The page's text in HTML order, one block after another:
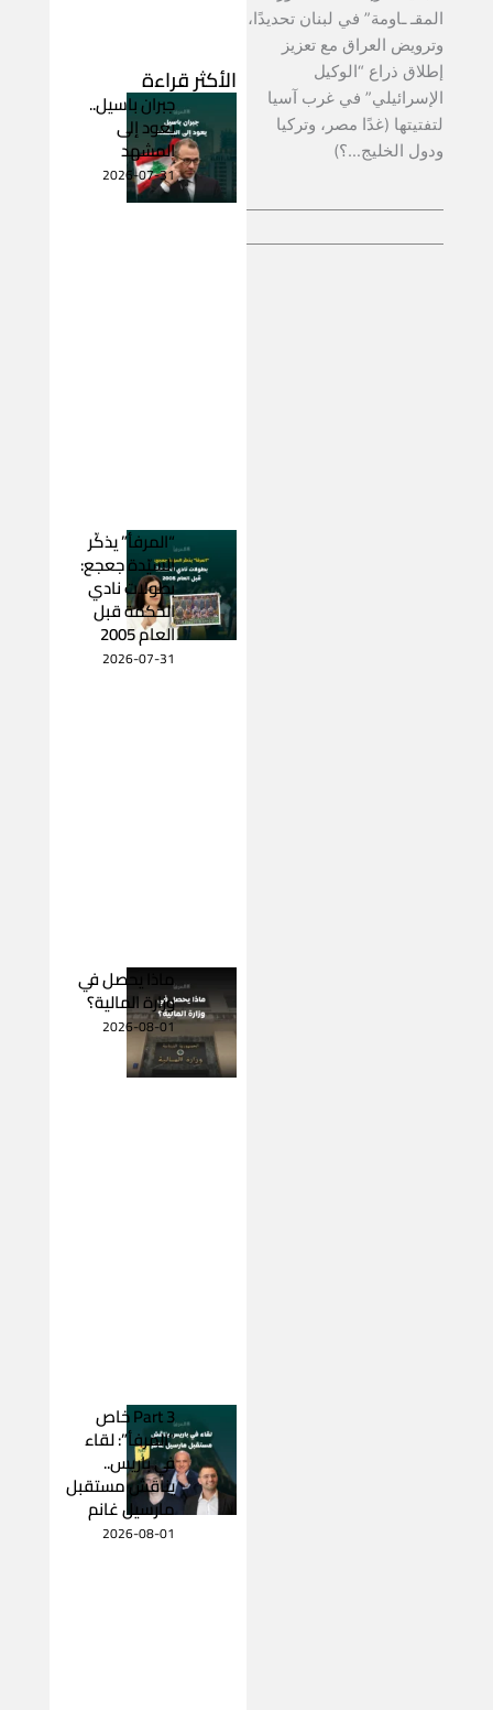
المقـ ـاومة” في لبنان تحديدًا،
وترويض العراق مع تعزيز
إطلاق ذراع “الوكيل
الإسرائيلي” في غرب آسيا
لتفتيتها (غدًا مصر، وتركيا
ودول الخليج…؟)
الأكثر قراءة
جبران باسيل..
يعود إلى
المشهد
2026-07-31
“المرفأ” يذكّر
السيّدة جعجع:
بطولات نادي
الحكمة قبل
العام 2005
2026-07-31
ماذا يحصل في
وزارة المالية؟
2026-08-01
Part 3 خاص
“المرفأ”: لقاء
في باريس..
يناقش مستقبل
مارسيل غانم
2026-08-01